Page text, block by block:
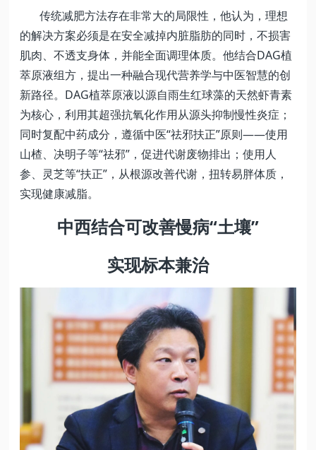
传统减肥方法存在非常大的局限性，他认为，理想
的解决方案必须是在安全减掉内脏脂肪的同时，不损害
肌肉、不透支身体，并能全面调理体质。他结合DAG植
萃原液组方，提出一种融合现代营养学与中医智慧的创
新路径。DAG植萃原液以源自雨生红球藻的天然虾青素
为核心，利用其超强抗氧化作用从源头抑制慢性炎症；
同时复配中药成分，遵循中医“祛邪扶正”原则——使用
山楂、决明子等“祛邪”，促进代谢废物排出；使用人
参、灵芝等“扶正”，从根源改善代谢，扭转易胖体质，
实现健康减脂。
中西结合可改善慢病“土壤”
实现标本兼治